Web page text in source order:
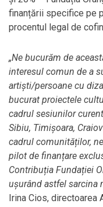
finanțării specifice pe
procentul legal de
„Ne bucurăm de
interesul comun de a
artiști/persoane cu
bucurat proiectele
cadrul sesiunilor
Sibiu, Timișoara,
cadrul comunităților,
pilot de finanțare
Contribuția Fundației
ușurând astfel sarcina
Irina Cios, directoarea